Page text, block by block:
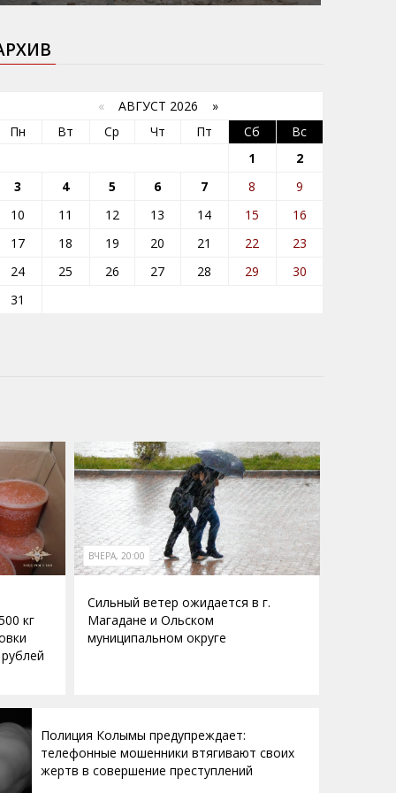
« АВГУСТ 2026 »
Пн
Вт Ср Чт Пт Сб
Вс
1
2
3
4 5 6 7 8
9
10
11 12 13 14 15
16
17
18 19 20 21 22
23
24
25 26 27 28 29
30
31
кг
ВЧЕРА, 20:00
Сильный ветер ожидается в г.
Магадане и Ольском
муниципальном округе
Полиция Колымы предупреждает:
телефонные мошенники втягивают своих
жертв в совершение преступлений